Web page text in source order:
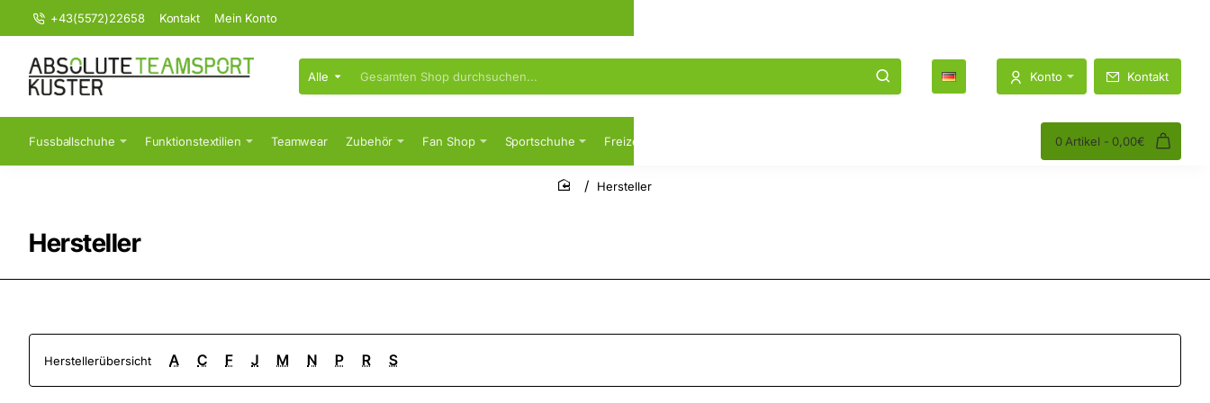
+43(5572)22658 Kontakt Mein Konto
Alle
Gesamten
Shop
Konto Kontakt
Fussballschuhe Funktionstextilien Teamwear Zubehör Fan Shop Sportschuhe Freizeit 0 Artikel - 0,00€
Hersteller
home
Hersteller
Herstellerübersicht A C F J M N P R S